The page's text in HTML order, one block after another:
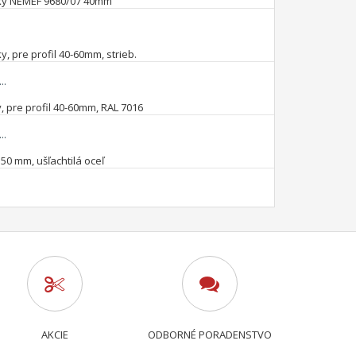
AKCIE ODBORNÉ PORADENSTVO